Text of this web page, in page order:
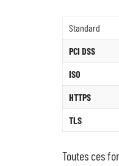
Standard
PCI DSS
ISO
HTTPS
TLS
Toutes ces